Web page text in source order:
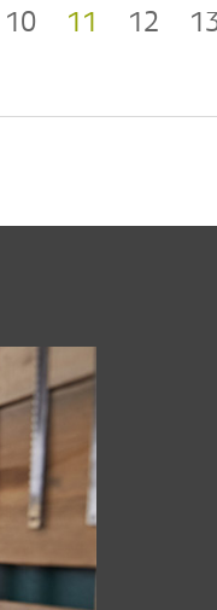
10 11 12